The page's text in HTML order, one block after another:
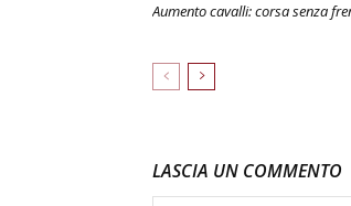
Aumento cavalli: corsa senza
LASCIA UN COMMENTO